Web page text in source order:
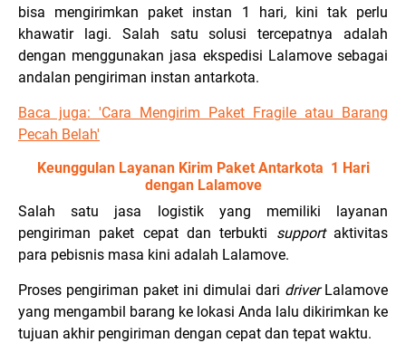
bisa mengirimkan paket instan 1 hari, kini tak perlu
khawatir lagi. Salah satu solusi tercepatnya adalah
dengan menggunakan jasa ekspedisi Lalamove sebagai
andalan pengiriman instan antarkota.
Baca juga: 'Cara Mengirim Paket Fragile atau Barang
Pecah Belah'
Keunggulan Layanan Kirim Paket Antarkota 1 Hari
dengan Lalamove
Salah satu jasa logistik yang memiliki layanan
pengiriman paket cepat dan terbukti supportaktivitas
para pebisnis masa kini adalah Lalamove.
Proses pengiriman paket ini dimulai dari driverLalamove
yang mengambil barang ke lokasi Anda lalu dikirimkan ke
tujuan akhir pengiriman dengan cepat dan tepat waktu.